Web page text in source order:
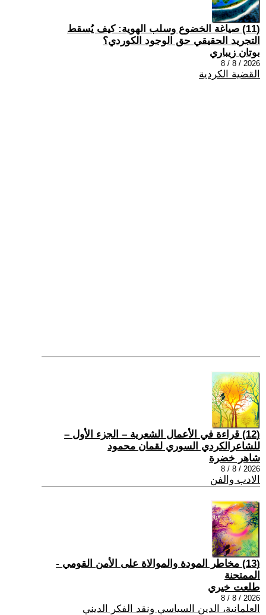
(11) صياغة الخضوع وسلب الهوية: كيف يُسقط
التجريد الحقيقي حق الوجود الكوردي؟
بوتان زيباري
2026 / 8 / 8
القضية الكردية
(12) قراءة في الأعمال الشعرية – الجزء الأول –
للشاعرالكردي السوري لقمان محمود
شاهر خضرة
2026 / 8 / 8
الادب والفن
(13) مخاطر المودة والموالاة على الأمن القومي -
الممتحنة
طلعت خيري
2026 / 8 / 8
العلمانية، الدين السياسي ونقد الفكر الديني